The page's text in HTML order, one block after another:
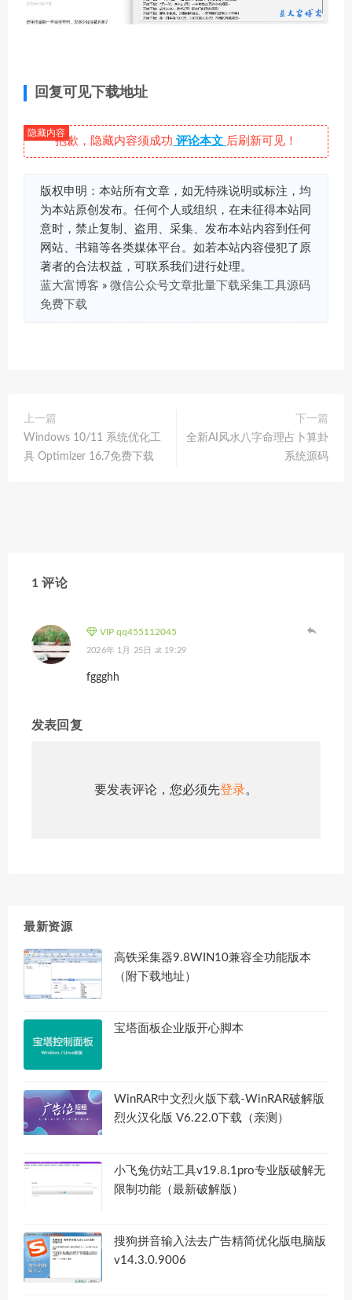
回复可见下载地址
抱歉，隐藏内容须成功 评论本文 后刷新可见！
版权申明：本站所有文章，如无特殊说明或标注，均
为本站原创发布。任何个人或组织，在未征得本站同
意时，禁止复制、盗用、采集、发布本站内容到任何
网站、书籍等各类媒体平台。如若本站内容侵犯了原
著者的合法权益，可联系我们进行处理。
蓝大富博客 » 微信公众号文章批量下载采集工具源码
免费下载
上一篇
Windows 10/11 系统优化工
具 Optimizer 16.7免费下载
下一篇
全新AI风水八字命理占卜算卦
系统源码
1 评论
VIP qq455112045
2026年 1月 25日 at 19:29
fggghh
发表回复
要发表评论，您必须先登录。
最新资源
高铁采集器9.8WIN10兼容全功能版本
（附下载地址）
宝塔面板企业版开心脚本
WinRAR中文烈火版下载-WinRAR破解版
烈火汉化版 V6.22.0下载（亲测）
小飞兔仿站工具v19.8.1pro专业版破解无
限制功能（最新破解版）
搜狗拼音输入法去广告精简优化版电脑版
v14.3.0.9006